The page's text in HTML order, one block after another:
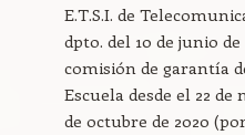
E.T.S.I. de
dpto. del 10 de junio
comisión de garantía
Escuela desde el 22 de
de octubre de 2020